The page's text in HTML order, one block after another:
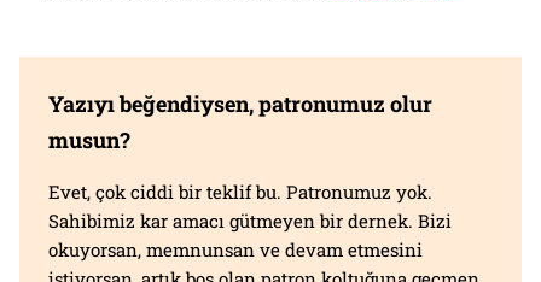
Yazıyı beğendiysen, patronumuz olur
musun?
Evet, çok ciddi bir teklif bu. Patronumuz yok.
Sahibimiz kar amacı gütmeyen bir dernek. Bizi
okuyorsan, memnunsan ve devam etmesini